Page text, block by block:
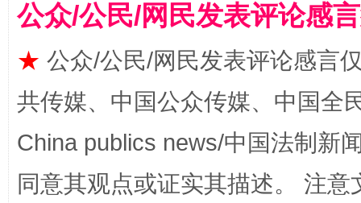
揭批美国五大"原罪" "炒
公众/公民/网民发表评论感
★ 公众/公民/网民发表评论感言
共传媒、中国公众传媒、中国全
China publics news/中国法制新
同意其观点或证实其描述。 注